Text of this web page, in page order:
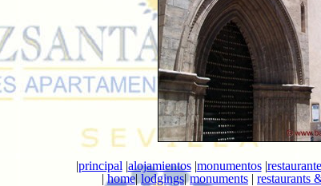
|principal |alojamientos|monumentos|
|home| lodgings|monuments | restaurants